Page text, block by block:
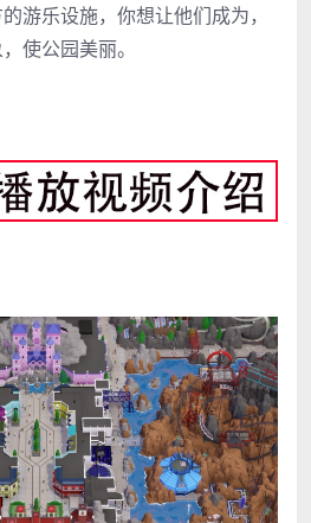
游乐设施，你想让他们成为，
使公园美丽。